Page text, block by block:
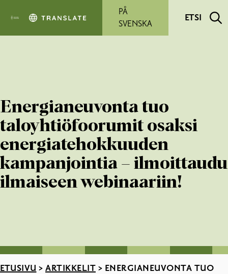
PÅ
SVENSKA
ETSI
Energianeuvonta tuo
taloyhtiöfoorumit osaksi
energiatehokkuuden
kampanjointia – ilmoittaudu
ilmaiseen webinaariin!
ETUSIVU > ARTIKKELIT > ENERGIANEUVONTA TUO